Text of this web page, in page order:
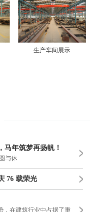
生产车间展示
马年筑梦再扬帆！
与休
76 载荣光
，在建筑行业中占据了重